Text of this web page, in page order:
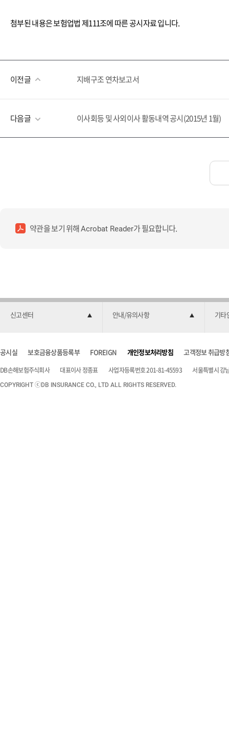
첨부된 내용은 보험업법 제111조에 따른 공시자료 입니다.
이전글 지배구조 연차보고서
다음글 이사회등 및 사외이사 활동내역 공시(2015년 1월)
약관을 보기 위해Acrobat Reader가 필요합니다.
신고센터 안내/유의사항 기타
공시실 보호금융상품등록부 FOREIGN 개인정보처리방침 고객정보 취급방
DB손해보험주식회사 대표이사 정종표 사업자등록번호 201-81-45593 서울특별시 강
COPYRIGHT ⓒDB INSURANCE CO., LTD ALL RIGHTS RESERVED.